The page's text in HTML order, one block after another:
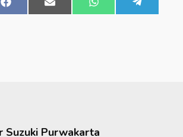
Share
on
FacebookShare
on
Email Share
on
WhatsApp
on
Suzuki Purwakarta